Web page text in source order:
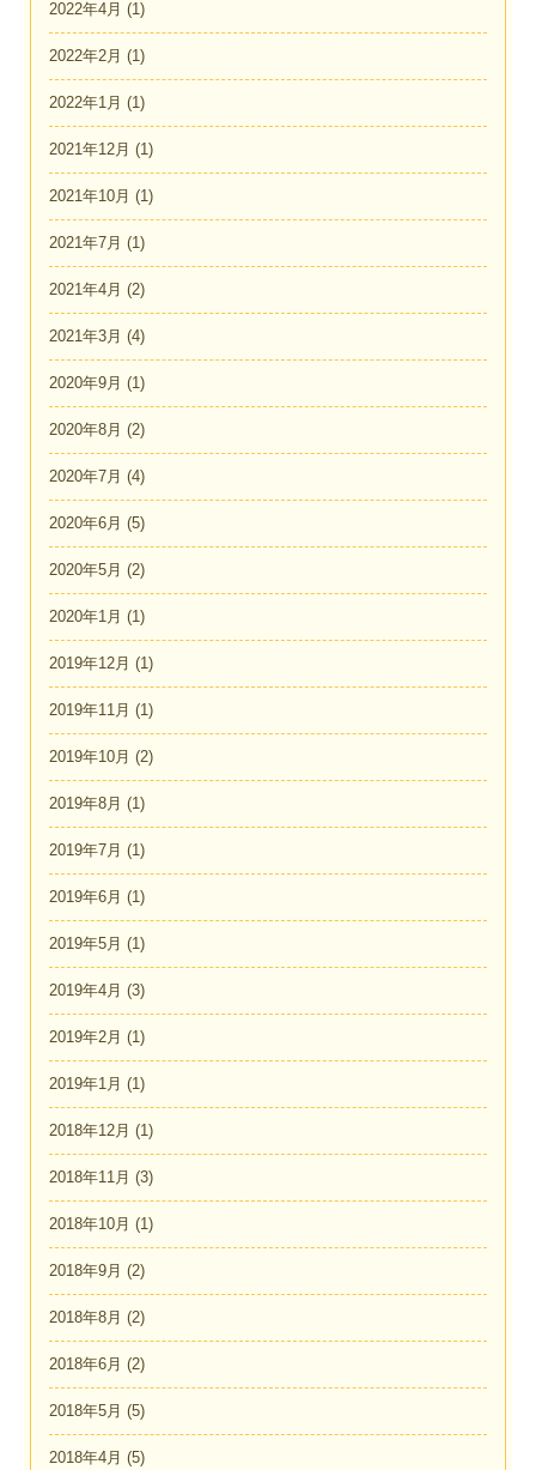
2022年4月 (1)
2022年2月 (1)
2022年1月 (1)
2021年12月 (1)
2021年10月 (1)
2021年7月 (1)
2021年4月 (2)
2021年3月 (4)
2020年9月 (1)
2020年8月 (2)
2020年7月 (4)
2020年6月 (5)
2020年5月 (2)
2020年1月 (1)
2019年12月 (1)
2019年11月 (1)
2019年10月 (2)
2019年8月 (1)
2019年7月 (1)
2019年6月 (1)
2019年5月 (1)
2019年4月 (3)
2019年2月 (1)
2019年1月 (1)
2018年12月 (1)
2018年11月 (3)
2018年10月 (1)
2018年9月 (2)
2018年8月 (2)
2018年6月 (2)
2018年5月 (5)
2018年4月 (5)